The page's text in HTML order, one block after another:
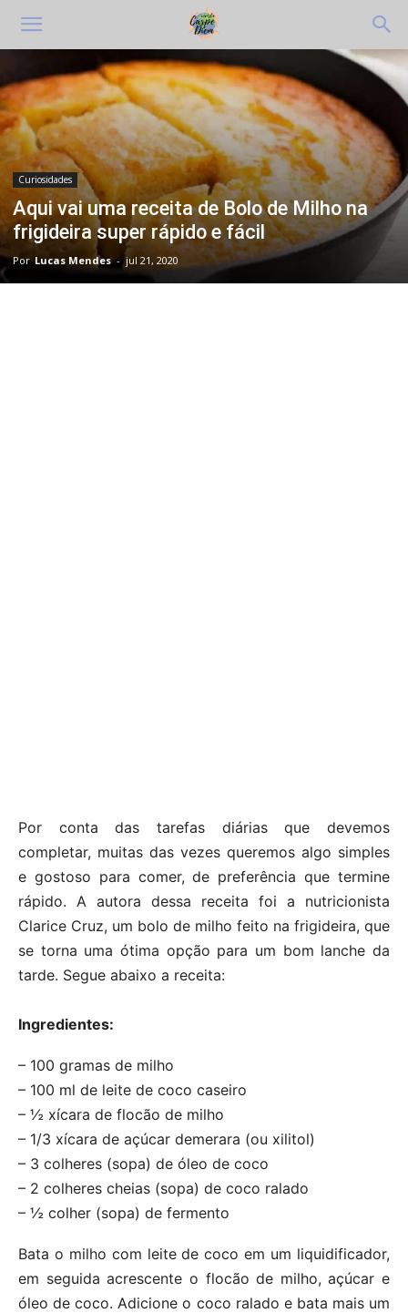
Curiosidades
Aqui vai uma receita de Bolo de Milho na
frigideira super rápido e fácil
Por Lucas Mendes - jul 21, 2020
Por conta das tarefas diárias que devemos
completar, muitas das vezes queremos algo simples
e gostoso para comer, de preferência que termine
rápido. A autora dessa receita foi a nutricionista
Clarice Cruz, um bolo de milho feito na frigideira, que
se torna uma ótima opção para um bom lanche da
tarde. Segue abaixo a receita:
Ingredientes:
– 100 gramas de milho
– 100 ml de leite de coco caseiro
– ½ xícara de flocão de milho
– 1/3 xícara de açúcar demerara (ou xilitol)
– 3 colheres (sopa) de óleo de coco
– 2 colheres cheias (sopa) de coco ralado
– ½ colher (sopa) de fermento
Bata o milho com leite de coco em um liquidificador,
em seguida acrescente o flocão de milho, açúcar e
óleo de coco. Adicione o coco ralado e bata mais um